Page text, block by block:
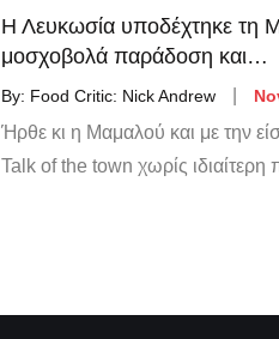
Η Λευκωσία υποδέχτηκε τη
μοσχοβολά παράδοση και…
By: Food Critic: Nick Andrew
Ήρθε κι η Μαμαλού και με την
Talk of the town χωρίς